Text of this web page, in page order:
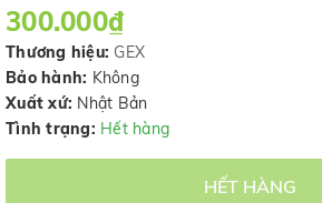
300.000₫
Thương hiệu: GEX
Bảo hành: Không
Xuất xứ: Nhật Bản
Tình trạng: Hết hàng
HẾT HÀNG